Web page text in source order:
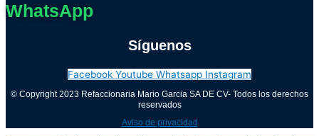
WhatsApp
Síguenos
Facebook Youtube Whatsapp Instagram
© Copyright 2023 Refaccionaria Mario Garcia SA DE CV- Todos los derechos
reservados
Aviso de privacidad